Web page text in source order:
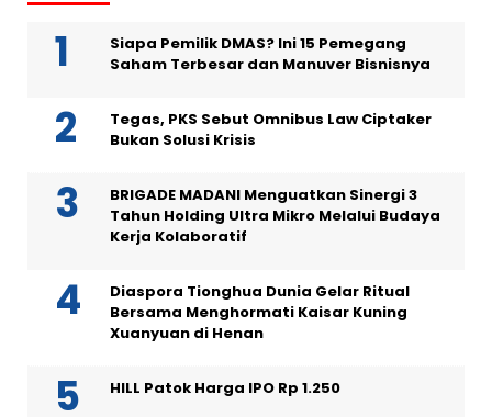
Siapa Pemilik DMAS? Ini 15 Pemegang
Saham Terbesar dan Manuver Bisnisnya
Tegas, PKS Sebut Omnibus Law Ciptaker
Bukan Solusi Krisis
BRIGADE MADANI Menguatkan Sinergi 3
Tahun Holding Ultra Mikro Melalui Budaya
Kerja Kolaboratif
Diaspora Tionghua Dunia Gelar Ritual
Bersama Menghormati Kaisar Kuning
Xuanyuan di Henan
HILL Patok Harga IPO Rp 1.250